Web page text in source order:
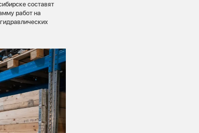
составят
работ на